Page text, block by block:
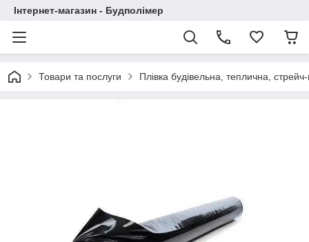
Інтернет-магазин - Будполімер
Товари та послуги Плівка будівельна, теплична, стрейч-